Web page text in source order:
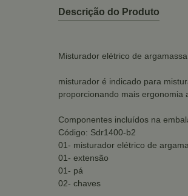
Descrição do Produto
Misturador elétrico de
misturador é indicado para
proporcionando mais ergonomia
Componentes incluídos na
Código: Sdr1400-b2
01- misturador elétrico de
01- extensão
01- pá
02- chaves